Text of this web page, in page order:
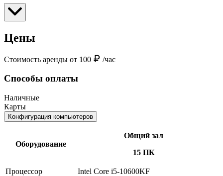
Цены
Стоимость аренды от 100 /час
Способы оплаты
Наличные
Карты
Конфигурация компьютеров
Оборудование
Общий зал
15 ПК
Процессор
Intel Core i5-10600KF